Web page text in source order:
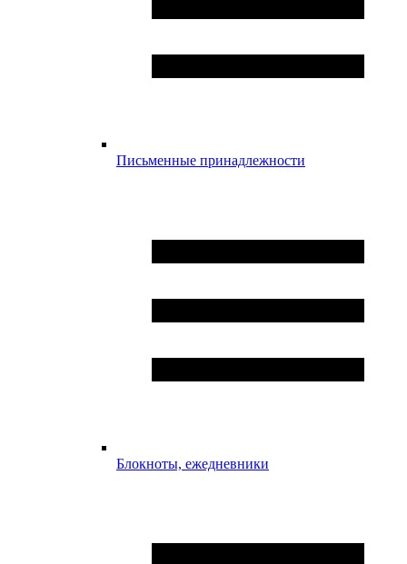
Письменные принадлежности
Блокноты, ежедневники